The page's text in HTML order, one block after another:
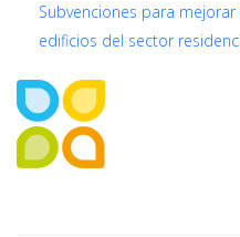
Subvenciones para
edificios del sector
ACERCA
DEL
AUTOR